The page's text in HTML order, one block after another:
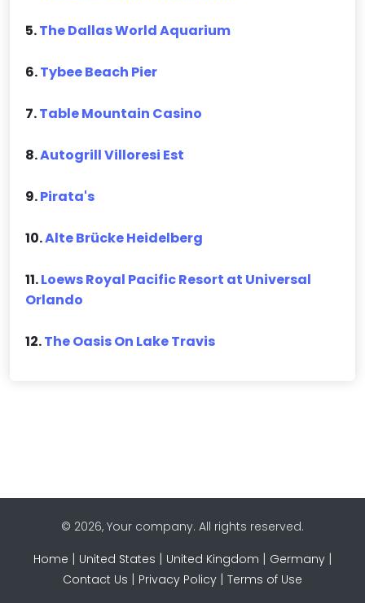
5.The Dallas World Aquarium
6.Tybee Beach Pier
7.Table Mountain Casino
8.Autogrill Villoresi Est
9.Pirata's
10.Alte Brücke Heidelberg
11.Loews Royal Pacific Resort at Universal
Orlando
12.The Oasis On Lake Travis
© 2026, Your company. All rights reserved.
Home | United States | United Kingdom | Germany|
Contact Us | Privacy Policy | Terms of Use